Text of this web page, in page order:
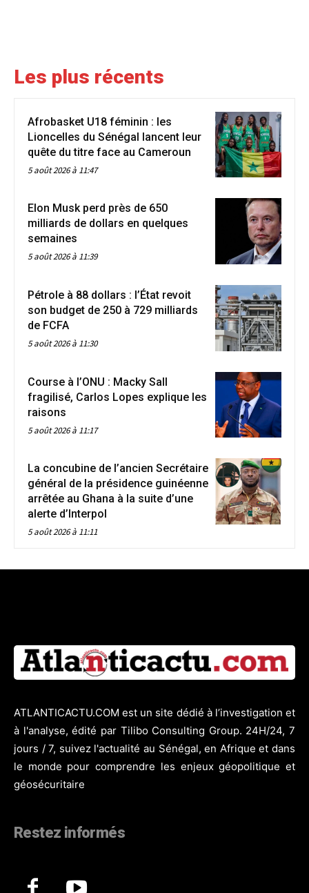
Les plus récents
Afrobasket U18 féminin : les
Lioncelles du Sénégal lancent leur
quête du titre face au Cameroun
5 août 2026 à 11:47
Elon Musk perd près de 650
milliards de dollars en quelques
semaines
5 août 2026 à 11:39
Pétrole à 88 dollars : l’État revoit
son budget de 250 à 729 milliards
de FCFA
5 août 2026 à 11:30
Course à l’ONU : Macky Sall
fragilisé, Carlos Lopes explique les
raisons
5 août 2026 à 11:17
La concubine de l’ancien Secrétaire
général de la présidence guinéenne
arrêtée au Ghana à la suite d’une
alerte d’Interpol
5 août 2026 à 11:11
ATLANTICACTU.COM est un site dédié à l’investigation et
à l'analyse, édité par Tilibo Consulting Group. 24H/24, 7
jours / 7, suivez l'actualité au Sénégal, en Afrique et dans
le monde pour comprendre les enjeux géopolitique et
géosécuritaire
Restez informés